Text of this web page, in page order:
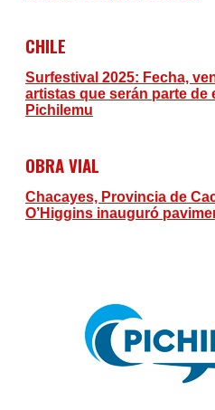
CHILE
Surfestival 2025: Fecha,
artistas que serán parte de
Pichilemu
OBRA VIAL
Chacayes, Provincia de
O’Higgins inauguró